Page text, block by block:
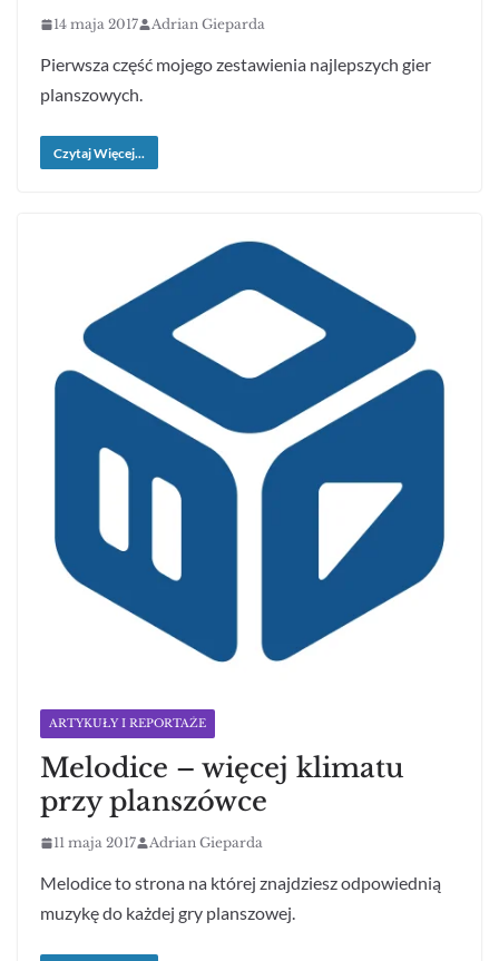
14 maja 2017 Adrian Gieparda
Pierwsza część mojego zestawienia najlepszych gier
planszowych.
Czytaj Więcej...
ARTYKUŁY I REPORTAŻE
Melodice – więcej klimatu
przy planszówce
11 maja 2017 Adrian Gieparda
Melodice to strona na której znajdziesz odpowiednią
muzykę do każdej gry planszowej.